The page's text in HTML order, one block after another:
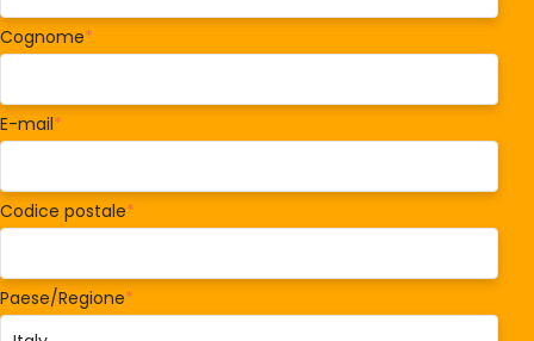
Cognome*
E-mail*
Codice postale*
Paese/Regione*